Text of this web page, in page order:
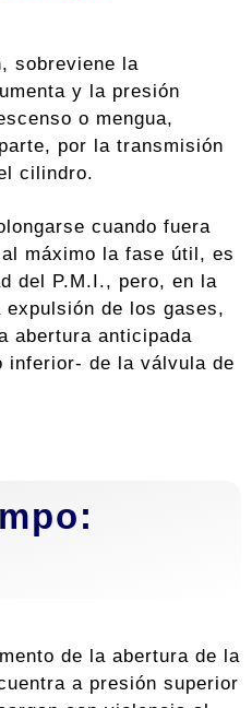
sobreviene la
y la presión
o mengua,
por la transmisión
cilindro.
cuando fuera
máximo la fase útil, es
del P.M.I., pero, en la
de los gases,
abertura anticipada
inferior- de la válvula de
de la abertura de la
a presión superior